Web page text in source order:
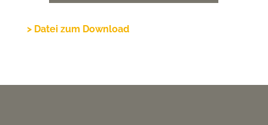
> Datei zum Download